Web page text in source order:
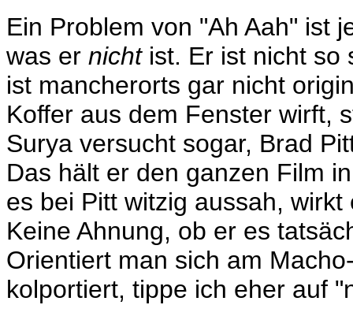
Ein Problem von "Ah Aah" ist
was er nichtist. Er ist nicht so
ist mancherorts gar nicht
Koffer aus dem Fenster wirft,
Surya versucht sogar, Brad
Das hält er den ganzen Film
es bei Pitt witzig aussah,
Keine Ahnung, ob er es
Orientiert man sich am
kolportiert, tippe ich eher auf